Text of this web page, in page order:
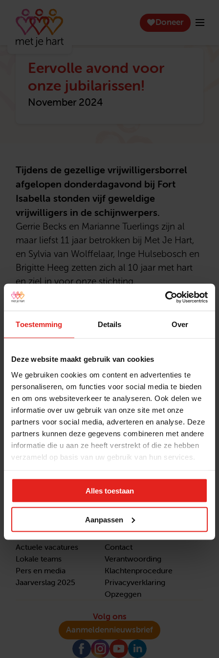
Toestemming Details Over
Deze website maakt gebruik van cookies
We gebruiken cookies om content en advertenties te
personaliseren, om functies voor social media te bieden
en om ons websiteverkeer te analyseren. Ook delen we
informatie over uw gebruik van onze site met onze
partners voor social media, adverteren en analyse. Deze
partners kunnen deze gegevens combineren met andere
informatie die u aan ze heeft verstrekt of die ze hebben
verzameld op basis van uw gebruik van hun services.
Alles toestaan
Aanpassen
Doneer
Eervolle avond voor
onze jubilarissen!
November 2024
Tijdens de gezellige vrijwilligersborrel
afgelopen donderdagavond bij Fort
Isabella stonden vijf geweldige
vrijwilligers in de schijnwerpers.
Gerrie Becks en Marianne Tuerlings zijn al
maar liefst 11 jaar betrokken bij Met Je Hart,
en Sylvia van Wolffelaar, Inge Hulsebosch en
Brigitte Heeg zetten zich al 10 jaar met hart
en ziel in voor onze stichting.
Om hen te bedanken voor hun jarenlange
feestelijk in het zonnetje gezet. Helaas
konden Inge en Brigitte niet live aanwezig zijn
oorkonde én een prachtige kandelaar als
dank voor alles wat zij betekenen.
Vrijwilligers zoals zij maken het verschil.
Samen brengen we licht en verbinding in het
leven van ouderen.
Stichting Met je hart laat ouderen die zich
eenzaam voelen weer genieten en inspireert
anderen om ook in actie te komen. Trotse
Actuele vacatures
Lokale teams
Pers en media
Jaarverslag 2025
Contact
Verantwoording
Klachtenprocedure
Privacyverklaring
Opzeggen
Volg ons
Aanmeldennieuwsbrief